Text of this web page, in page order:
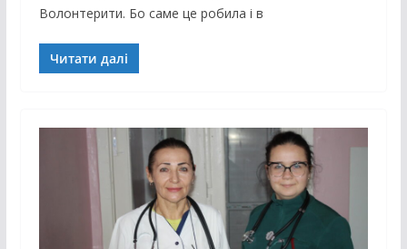
Волонтерити. Бо саме це робила і в
Читати далі